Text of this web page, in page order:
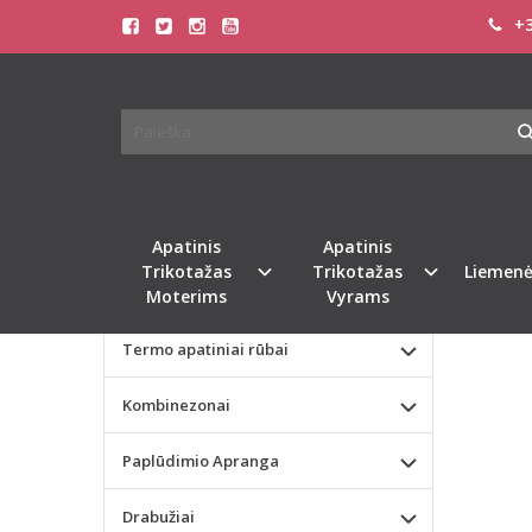
Apatinis
Trikotažas
Moterims
Apatinis
Trikotažas
Vyrams
Valentino dienos dovana
Liemenėlės
Termo apatiniai rūbai
Kombinezonai
Paplūdimio Apranga
Drabužiai